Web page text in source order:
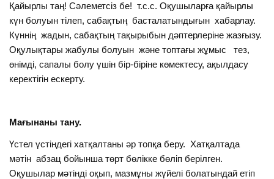
Қайырлы таң! Сәлеметсіз бе! т.с.с. Оқушыларға қайырлы
күн болуын тілеп, сабақтың басталатындығын хабарлау.
Күннің жадын, сабақтың тақырыбын дәптерлеріне жазғызу.
Оқулықтары жабулы болуын және топтағы жұмыс тез,
өнімді, сапалы болу үшін бір-біріне көмектесу, ақылдасу
керектігін ескерту.
Мағынаны тану.
Үстел үстіндегі хатқалтаны әр топқа беру. Хатқалтада
мәтін абзац бойынша төрт бөлікке бөліп берілген.
Оқушылар мәтінді оқып, мазмұны жүйелі болатындай етіп